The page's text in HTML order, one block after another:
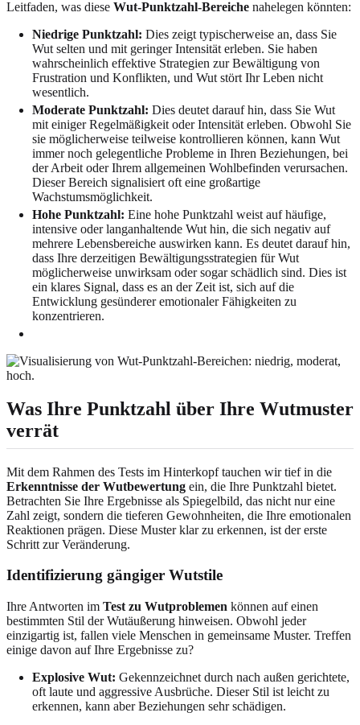
Leitfaden, was diese Wut-Punktzahl-Bereiche nahelegen könnten:
Niedrige Punktzahl: Dies zeigt typischerweise an, dass Sie
Wut selten und mit geringer Intensität erleben. Sie haben
wahrscheinlich effektive Strategien zur Bewältigung von
Frustration und Konflikten, und Wut stört Ihr Leben nicht
wesentlich.
Moderate Punktzahl: Dies deutet darauf hin, dass Sie Wut
mit einiger Regelmäßigkeit oder Intensität erleben. Obwohl Sie
sie möglicherweise teilweise kontrollieren können, kann Wut
immer noch gelegentliche Probleme in Ihren Beziehungen, bei
der Arbeit oder Ihrem allgemeinen Wohlbefinden verursachen.
Dieser Bereich signalisiert oft eine großartige
Wachstumsmöglichkeit.
Hohe Punktzahl: Eine hohe Punktzahl weist auf häufige,
intensive oder langanhaltende Wut hin, die sich negativ auf
mehrere Lebensbereiche auswirken kann. Es deutet darauf hin,
dass Ihre derzeitigen Bewältigungsstrategien für Wut
möglicherweise unwirksam oder sogar schädlich sind. Dies ist
ein klares Signal, dass es an der Zeit ist, sich auf die
Entwicklung gesünderer emotionaler Fähigkeiten zu
konzentrieren.
Was Ihre Punktzahl über Ihre Wutmuster
verrät
Mit dem Rahmen des Tests im Hinterkopf tauchen wir tief in die
Erkenntnisse der Wutbewertung ein, die Ihre Punktzahl bietet.
Betrachten Sie Ihre Ergebnisse als Spiegelbild, das nicht nur eine
Zahl zeigt, sondern die tieferen Gewohnheiten, die Ihre emotionalen
Reaktionen prägen. Diese Muster klar zu erkennen, ist der erste
Schritt zur Veränderung.
Identifizierung gängiger Wutstile
Ihre Antworten im Test zu Wutproblemen können auf einen
bestimmten Stil der Wutäußerung hinweisen. Obwohl jeder
einzigartig ist, fallen viele Menschen in gemeinsame Muster. Treffen
einige davon auf Ihre Ergebnisse zu?
Explosive Wut: Gekennzeichnet durch nach außen gerichtete,
oft laute und aggressive Ausbrüche. Dieser Stil ist leicht zu
erkennen, kann aber Beziehungen sehr schädigen.